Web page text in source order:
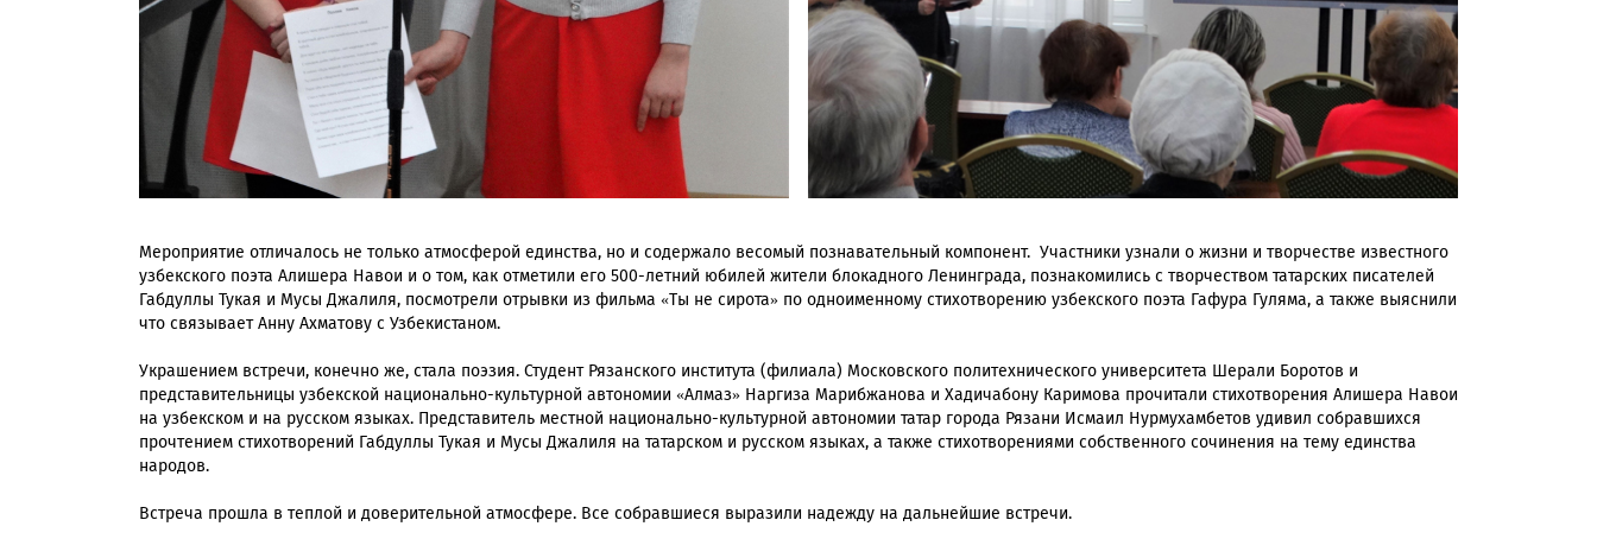
Мероприятие отличалось не только атмосферой единства, но и содержало весомый познавательный компонент. Участники узнали о жизни и творчестве известного
узбекского поэта Алишера Навои и о том, как отметили его 500-летний юбилей жители блокадного Ленинграда, познакомились с творчеством татарских писателей
Габдуллы Тукая и Мусы Джалиля, посмотрели отрывки из фильма «Ты не сирота» по одноименному стихотворению узбекского поэта Гафура Гуляма, а также выяснили
что связывает Анну Ахматову с Узбекистаном.
Украшением встречи, конечно же, стала поэзия. Студент Рязанского института (филиала) Московского политехнического университета Шерали Боротов и
представительницы узбекской национально-культурной автономии «Алмаз» Наргиза Марибжанова и Хадичабону Каримова прочитали стихотворения Алишера Навои
на узбекском и на русском языках. Представитель местной национально-культурной автономии татар города Рязани Исмаил Нурмухамбетов удивил собравшихся
прочтением стихотворений Габдуллы Тукая и Мусы Джалиля на татарском и русском языках, а также стихотворениями собственного сочинения на тему единства
народов.
Встреча прошла в теплой и доверительной атмосфере. Все собравшиеся выразили надежду на дальнейшие встречи.